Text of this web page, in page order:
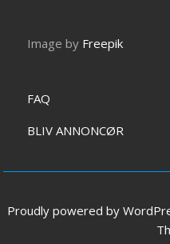
Image by Freepik
FAQ
BLIV ANNONCØR
Proudly powered by